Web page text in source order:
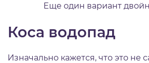
Еще один вариант
Коса водопад
Изначально кажется, что это не